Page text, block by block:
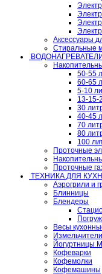
Аксессуары
Стиральные
50-55
60-65
5-10
13-15-
30
40-45
70
80
100
Проточные
Проточные
ТЕХНИКА ДЛЯ
Аэрогрили и
Блинницы
Блендеры
Весы
Измельчители
Йогуртницы
Кофеварки
Кофемолки
Кофемашины